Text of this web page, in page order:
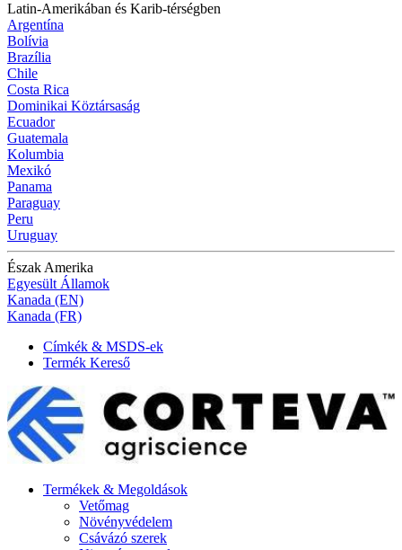
Latin-Amerikában és Karib-térségben
Argentína
Bolívia
Brazília
Chile
Costa Rica
Dominikai Köztársaság
Ecuador
Guatemala
Kolumbia
Mexikó
Panama
Paraguay
Peru
Uruguay
Észak Amerika
Egyesült Államok
Kanada (EN)
Kanada (FR)
Címkék & MSDS-ek
Termék Kereső
Termékek & Megoldások
Vetőmag
Növényvédelem
Csávázó szerek